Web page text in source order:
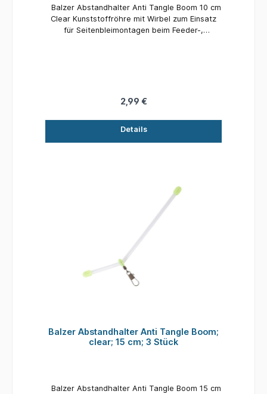
Balzer Abstandhalter Anti Tangle Boom 10 cm
Clear Kunststoffröhre mit Wirbel zum Einsatz
für Seitenbleimontagen beim Feeder-,
2,99 €
Details
Balzer Abstandhalter Anti Tangle Boom;
clear; 15 cm; 3 Stück
Balzer Abstandhalter Anti Tangle Boom 15 cm